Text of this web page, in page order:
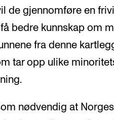
de gjennomføre en
bedre kunnskap om
fra denne
tar opp ulike
nødvendig at